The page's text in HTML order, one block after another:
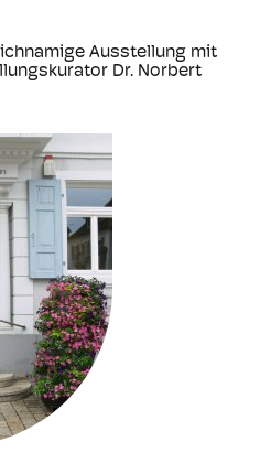
Ausstellung mit
Dr. Norbert